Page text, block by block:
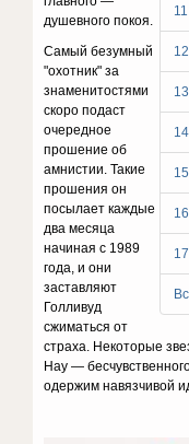
11
12
13
14
15
16
17
душевного покоя.
Самый безумный
"охотник" за
знаменитостями
скоро подаст
очередное
прошение об
амнистии. Такие
прошения он
посылает каждые
два месяца
начиная с 1989
года, и они
заставляют
Голливуд
сжиматься от
страха. Некоторые
Нау —
одержим навязчивой